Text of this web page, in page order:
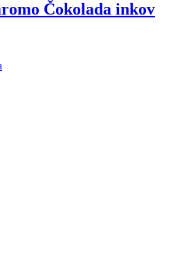
Čokolada inkov